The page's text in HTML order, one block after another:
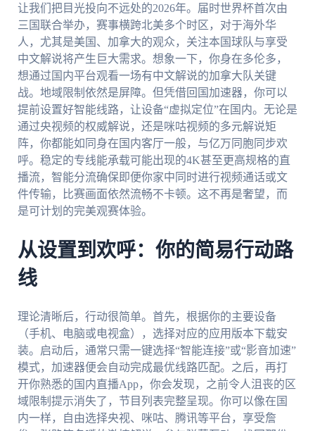
让我们把目光投向不远处的2026年。届时世界杯首次由
三国联合举办，赛事横跨北美多个时区，对于海外华
人，尤其是美国、加拿大的观众，关注本国球队与享受
中文解说将产生巨大需求。想象一下，你身在多伦多，
想通过国内平台观看一场有中文解说的加拿大队关键
战。地域限制依然是屏障。但凭借回国加速器，你可以
提前设置好智能线路，让设备“虚拟定位”在国内。无论是
通过央视频的权威解说，还是咪咕视频的多元解说矩
阵，你都能如同身在国内客厅一般，与亿万同胞同步欢
呼。稳定的专线能承载可能出现的4K甚至更高规格的直
播流，智能分流确保即便你家中同时进行视频通话或文
件传输，比赛画面依然流畅不卡顿。这不再是奢望，而
是可计划的完美观赛体验。
从设置到欢呼：你的简易行动路
线
理论清晰后，行动很简单。首先，根据你的主要设备
（手机、电脑或电视盒），选择对应的应用版本下载安
装。启动后，通常只需一键选择“智能连接”或“影音加速”
模式，加速器便会自动完成最优线路匹配。之后，再打
开你熟悉的国内直播App，你会发现，之前令人沮丧的区
域限制提示消失了，节目列表完整呈现。你可以像在国
内一样，自由选择央视、咪咕、腾讯等平台，享受詹